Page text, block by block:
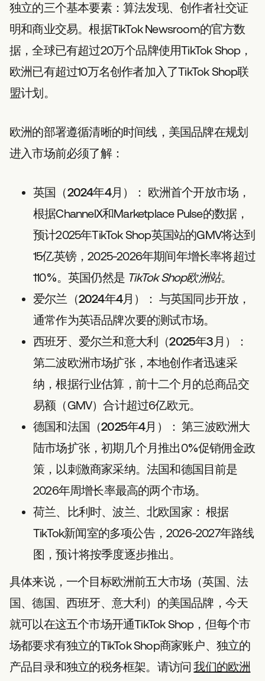
独立的三个基本要素：算法发现、创作者社交证
明和商业交易。根据TikTok Newsroom的官方数
据，全球已有超过20万个品牌使用TikTok Shop，
欧洲已有超过10万名创作者加入了TikTok Shop联
盟计划。
欧洲的部署遵循清晰的时间线，美国品牌在规划
进入市场前必须了解：
英国（2024年4月）： 欧洲首个开放市场，
根据ChannelX和Marketplace Pulse的数据，
预计2025年TikTok Shop英国站的GMV将达到
15亿英镑，2025-2026年期间年增长率将超过
110%。英国仍然是 TikTok Shop欧洲站。
爱尔兰（2024年4月）： 与英国同步开放，
通常作为英语品牌次要的测试市场。
西班牙、爱尔兰和意大利（2025年3月）：
第二波欧洲市场扩张，本地创作者迅速采
纳，根据行业估算，前十二个月的总商品交
易额（GMV）合计超过6亿欧元。
德国和法国（2025年4月）： 第三波欧洲大
陆市场扩张，初期几个月推出0%促销佣金政
策，以刺激商家采纳。法国和德国目前是
2026年周增长率最高的两个市场。
荷兰、比利时、波兰、北欧国家： 根据
TikTok新闻室的多项公告，2026-2027年路线
图，预计将按季度逐步推出。
具体来说，一个目标欧洲前五大市场（英国、法
国、德国、西班牙、意大利）的美国品牌，今天
就可以在这五个市场开通TikTok Shop，但每个市
场都要求有独立的TikTok Shop商家账户、独立的
产品目录和独立的税务框架。请访问我们的欧洲